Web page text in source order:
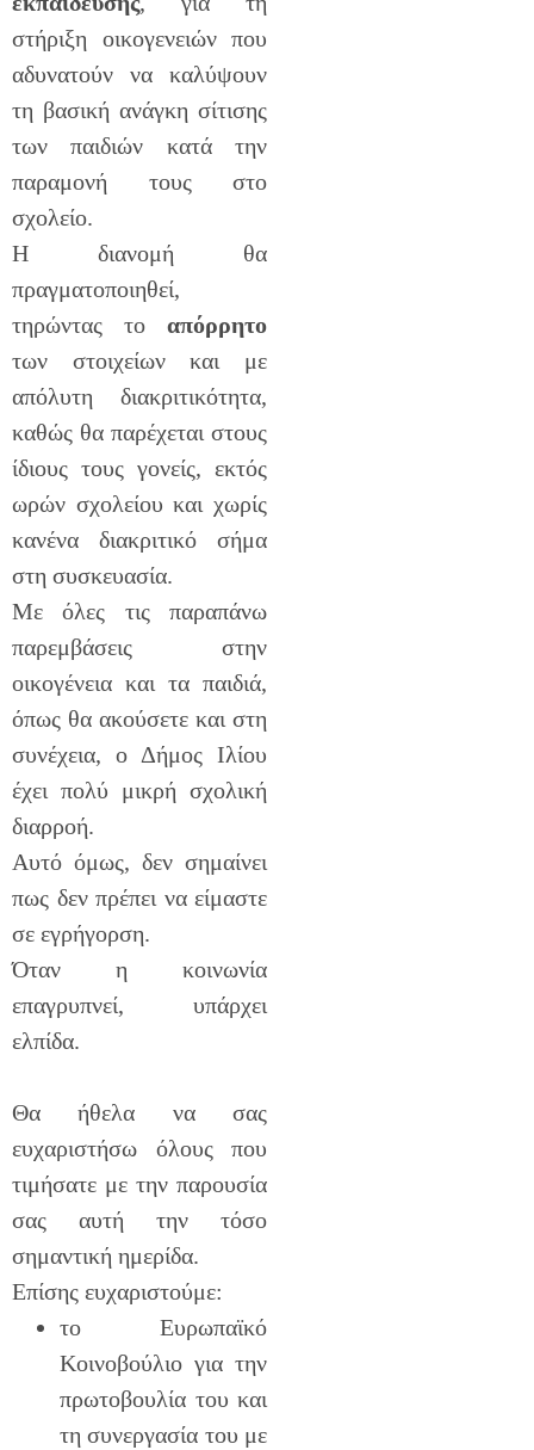
στήριξη οικογενειών που
αδυνατούν να καλύψουν
τη βασική ανάγκη σίτισης
των παιδιών κατά την
παραμονή τους στο
σχολείο.
Η διανομή θα
πραγματοποιηθεί,
τηρώντας το απόρρητο
των στοιχείων και με
απόλυτη διακριτικότητα,
καθώς θα παρέχεται στους
ίδιους τους γονείς, εκτός
ωρών σχολείου και χωρίς
κανένα διακριτικό σήμα
στη συσκευασία.
Με όλες τις παραπάνω
παρεμβάσεις στην
οικογένεια και τα παιδιά,
όπως θα ακούσετε και στη
συνέχεια, ο Δήμος Ιλίου
έχει πολύ μικρή σχολική
διαρροή.
Αυτό όμως, δεν σημαίνει
πως δεν πρέπει να είμαστε
σε εγρήγορση.
Όταν η κοινωνία
επαγρυπνεί, υπάρχει
ελπίδα.
Θα ήθελα να σας
ευχαριστήσω όλους που
τιμήσατε με την παρουσία
σας αυτή την τόσο
σημαντική ημερίδα.
Επίσης ευχαριστούμε:
το Ευρωπαϊκό
Κοινοβούλιο για την
πρωτοβουλία του και
τη συνεργασία του με